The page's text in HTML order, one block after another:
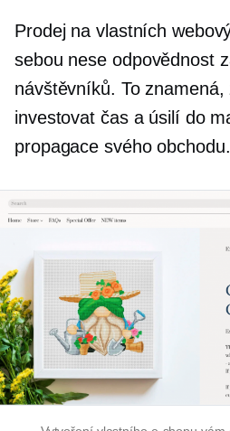
Prodej na vlastních
sebou nese odpovědnost
návštěvníků. To
investovat čas a úsilí do
propagace svého obchodu.